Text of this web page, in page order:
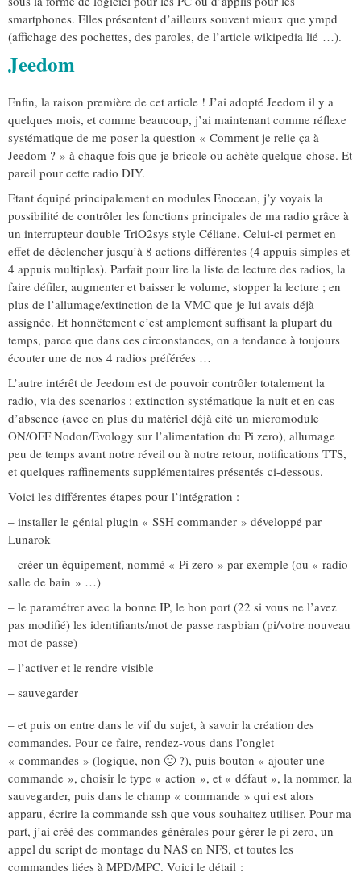
smartphones. Elles présentent d’ailleurs souvent mieux que ympd
(affichage des pochettes, des paroles, de l’article wikipedia lié …).
Jeedom
Enfin, la raison première de cet article ! J’ai adopté Jeedom il y a
quelques mois, et comme beaucoup, j’ai maintenant comme réflexe
systématique de me poser la question « Comment je relie ça à
Jeedom ? » à chaque fois que je bricole ou achète quelque-chose. Et
pareil pour cette radio DIY.
Etant équipé principalement en modules Enocean, j’y voyais la
possibilité de contrôler les fonctions principales de ma radio grâce à
un interrupteur double TriO2sys style Céliane. Celui-ci permet en
effet de déclencher jusqu’à 8 actions différentes (4 appuis simples et
4 appuis multiples). Parfait pour lire la liste de lecture des radios, la
faire défiler, augmenter et baisser le volume, stopper la lecture ; en
plus de l’allumage/extinction de la VMC que je lui avais déjà
assignée. Et honnêtement c’est amplement suffisant la plupart du
temps, parce que dans ces circonstances, on a tendance à toujours
écouter une de nos 4 radios préférées …
L’autre intérêt de Jeedom est de pouvoir contrôler totalement la
radio, via des scenarios : extinction systématique la nuit et en cas
d’absence (avec en plus du matériel déjà cité un micromodule
ON/OFF Nodon/Evology sur l’alimentation du Pi zero), allumage
peu de temps avant notre réveil ou à notre retour, notifications TTS,
et quelques raffinements supplémentaires présentés ci-dessous.
Voici les différentes étapes pour l’intégration :
– installer le génial plugin « SSH commander » développé par
Lunarok
– créer un équipement, nommé « Pi zero » par exemple (ou « radio
salle de bain » …)
– le paramétrer avec la bonne IP, le bon port (22 si vous ne l’avez
pas modifié) les identifiants/mot de passe raspbian (pi/votre nouveau
mot de passe)
– l’activer et le rendre visible
– sauvegarder
– et puis on entre dans le vif du sujet, à savoir la création des
commandes. Pour ce faire, rendez-vous dans l’onglet
« commandes » (logique, non 🙂 ?), puis bouton « ajouter une
commande », choisir le type « action », et « défaut », la nommer, la
sauvegarder, puis dans le champ « commande » qui est alors
apparu, écrire la commande ssh que vous souhaitez utiliser. Pour ma
part, j’ai créé des commandes générales pour gérer le pi zero, un
appel du script de montage du NAS en NFS, et toutes les
commandes liées à MPD/MPC. Voici le détail :